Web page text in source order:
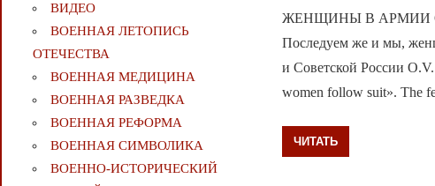
ЖЕНЩИНЫ В АРМИИ
Последуем же и мы,
и Советской России
women follow suit». The
ЧИТАТЬ
ВИДЕО
ВОЕННАЯ ЛЕТОПИСЬ
ОТЕЧЕСТВА
ВОЕННАЯ МЕДИЦИНА
ВОЕННАЯ РАЗВЕДКА
ВОЕННАЯ РЕФОРМА
ВОЕННАЯ СИМВОЛИКА
ВОЕННО-ИСТОРИЧЕСКИЙ